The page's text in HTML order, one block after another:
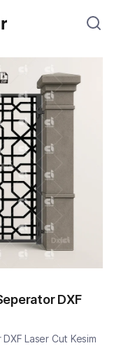
DXF
Laser Cut Kesim